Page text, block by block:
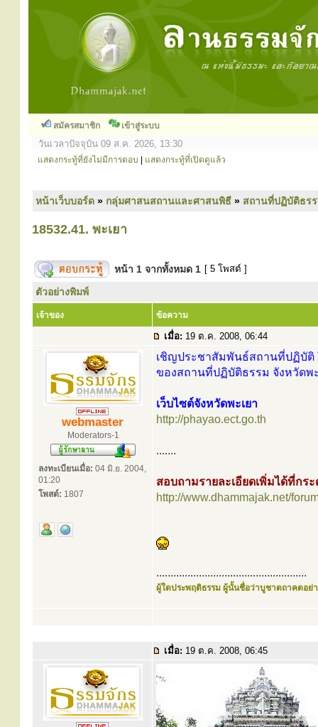
สมัครสมาชิก เข้าสู่ระบบ
วันเวลาปัจจุบัน 09 ส.ค. 2026, 13:30
แสดงกระทู้ที่ยังไม่มีการตอบ แสดงกระทู้ที่เปิดดูแล้ว
หน้าเว็บบอร์ด » กลุ่มศาสนสถานและศาสนพิธี » สถานที่ปฏิบัติธร
18532.41. พะเยา
หน้า 1 จากทั้งหมด 1 [ 5 โพสต์ ]
ตัวอย่างพิมพ์
เจ้าของ ข้อความ
เมื่อ: 19 ต.ค. 2008, 06:44
webmaster
Moderators-1
ลงทะเบียนเมื่อ: 04 มิ.ย. 2004,
01:20
โพสต์: 1807
เชิญประชาสัมพันธ์สถานที่ปฏิบัติ
ของสถานที่ปฏิบัติธรรม จังหวัดพะ
เว็บไซต์จังหวัดพะเยา
http://phayao.ect.go.th
.......
สอบถามรายละเอียดเพิ่มได้ที่กร
http://www.dhammajak.net/
.....................................................
ผู้ใดประพฤติธรรม ผู้นั้นชื่อว่าบูชาตถาคตอย่า
เมื่อ: 19 ต.ค. 2008, 06:45